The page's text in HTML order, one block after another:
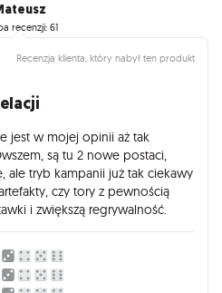
recenzji: 61
Recenzja klienta, który nabył ten produkt
jest w mojej opinii aż tak
są tu 2 nowe postaci,
ale tryb kampanii już tak ciekawy
czy tory z pewnością
i zwiększą regrywalność.